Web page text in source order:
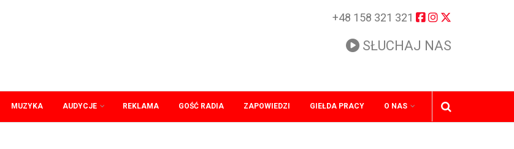
+48 158 321 321
SŁUCHAJ NAS
MUZYKA AUDYCJE REKLAMA GOŚĆ RADIA ZAPOWIEDZI GIEŁDA PRACY O NAS